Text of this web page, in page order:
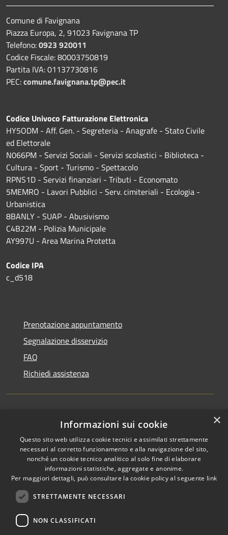
Comune di Favignana
Piazza Europa, 2, 91023 Favignana TP
Telefono:0923 920011
Codice Fiscale: 80003750819
Partita IVA: 01137730816
PEC:comune.favignana.tp@pec.it
Codice Univoco Fatturazione Elettronica
HY5ODM - Aff. Gen. - Segreteria - Anagrafe - Stato Civile
ed Elettorale
N066PM - Servizi Sociali - Servizi scolastici - Biblioteca -
Cultura - Sport - Turismo - Spettacolo
RPNS1D - Servizi finanziari - Tributi - Economato
5MEMRO - Lavori Pubblici - Serv. cimiteriali - Ecologia -
Urbanistica
8BANLY - SUAP - Abusivismo
C4B22M - Polizia Municipale
AY997U - Area Marina Protetta
Codice IPA
c_d518
Prenotazione appuntamento
Segnalazione disservizio
FAQ
Richiedi assistenza
Amministrazione trasparente
Informativa privacy
Note legali
Dichiarazione di accessibilità
RSS
×
Informazioni sui cookie
Questo sito web utilizza cookie tecnici e assimilati strettamente
necessari al corretto funzionamento e alla navigazione del sito,
nonché un cookie tecnico analitico al solo fine di elaborare
informazioni statistiche, aggregate e anonime.
Per maggiori dettagli, può consultare la cookie policy al seguente link
STRETTAMENTE NECESSARI
NON CLASSIFICATI